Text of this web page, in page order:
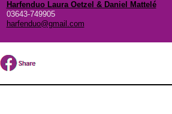
Harfenduo Laura Oetzel & Daniel Mattelé
03643-749905
harfenduo@gmail.com